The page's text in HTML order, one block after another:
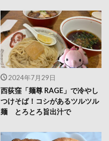
2024年7月29日
西荻窪「麺尊 RAGE」で冷やし
つけそば！コシがあるツルツル
麺 とろとろ旨出汁で